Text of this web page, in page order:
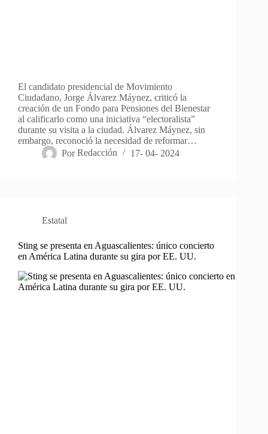
El candidato presidencial de Movimiento
Ciudadano, Jorge Álvarez Máynez, criticó la
creación de un Fondo para Pensiones del Bienestar
al calificarlo como una iniciativa “electoralista”
durante su visita a la ciudad. Álvarez Máynez, sin
embargo, reconoció la necesidad de reformar…
Por Redacción 17- 04- 2024
Estatal
Sting se presenta en Aguascalientes: único concierto
en América Latina durante su gira por EE. UU.